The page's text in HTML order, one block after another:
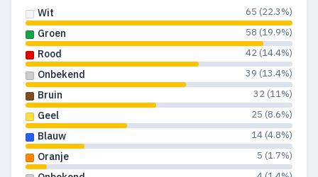
Wit 65 (22.3%)
Groen 58 (19.9%)
Rood 42 (14.4%)
Onbekend 39 (13.4%)
Bruin 32 (11%)
Geel 25 (8.6%)
Blauw 14 (4.8%)
Oranje 5 (1.7%)